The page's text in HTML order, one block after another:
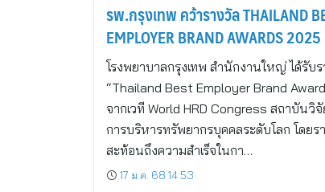
รพ.กรุงเทพ คว้ารางวัล THAILAND
EMPLOYER BRAND AWARDS 2025
โรงพยาบาลกรุงเทพ สำนักงานใหญ่ ได้รับร
“Thailand Best Employer Brand
จากเวที World HRD Congress สถาบันวิ
การบริหารทรัพยากรบุคคลระดับโลก โดยร
สะท้อนถึงความสำเร็จในกา…
17 ม.ค. 68 14:53